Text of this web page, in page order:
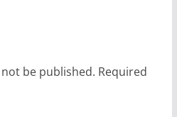
be published. Required